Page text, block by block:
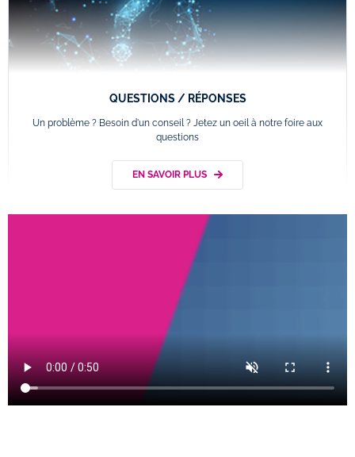
QUESTIONS / RÉPONSES
Un problème ? Besoin d'un conseil ? Jetez un oeil à notre foire aux
questions
EN SAVOIR PLUS